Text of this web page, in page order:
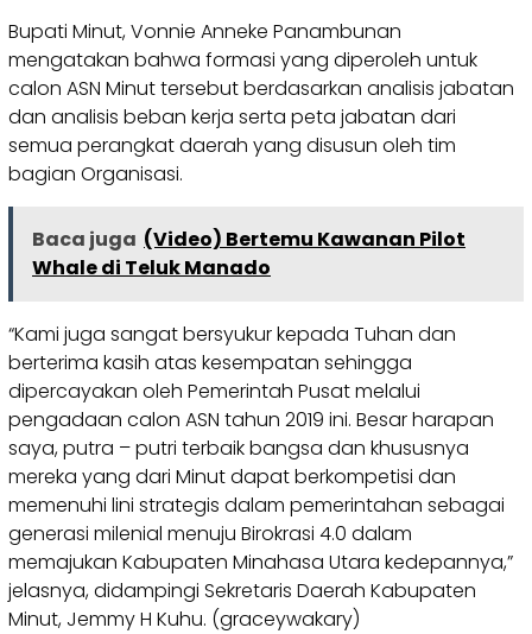
Bupati Minut, Vonnie Anneke Panambunan
mengatakan bahwa formasi yang diperoleh untuk
calon ASN Minut tersebut berdasarkan analisis jabatan
dan analisis beban kerja serta peta jabatan dari
semua perangkat daerah yang disusun oleh tim
bagian Organisasi.
Baca juga (Video) Bertemu Kawanan Pilot
Whale di Teluk Manado
“Kami juga sangat bersyukur kepada Tuhan dan
berterima kasih atas kesempatan sehingga
dipercayakan oleh Pemerintah Pusat melalui
pengadaan calon ASN tahun 2019 ini. Besar harapan
saya, putra – putri terbaik bangsa dan khususnya
mereka yang dari Minut dapat berkompetisi dan
memenuhi lini strategis dalam pemerintahan sebagai
generasi milenial menuju Birokrasi 4.0 dalam
memajukan Kabupaten Minahasa Utara kedepannya,”
jelasnya, didampingi Sekretaris Daerah Kabupaten
Minut, Jemmy H Kuhu. (graceywakary)